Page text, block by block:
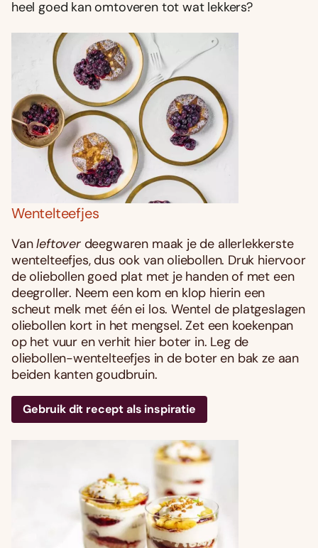
heel goed kan omtoveren tot wat lekkers?
Wentelteefjes
Vanleftover deegwaren maak je de allerlekkerste
wentelteefjes, dus ook van oliebollen. Druk hiervoor
de oliebollen goed plat met je handen of met een
deegroller. Neem een kom en klop hierin een
scheut melk met één ei los. Wentel de platgeslagen
oliebollen kort in het mengsel. Zet een koekenpan
op het vuur en verhit hier boter in. Leg de
oliebollen-wentelteefjes in de boter en bak ze aan
beiden kanten goudbruin.
Gebruik dit recept als inspiratie